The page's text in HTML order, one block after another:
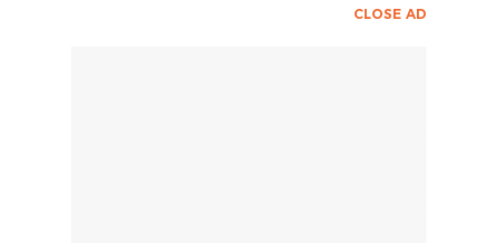
CLOSE AD